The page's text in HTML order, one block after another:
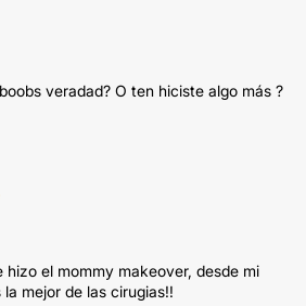
veradad? O ten hiciste algo más ?
hizo el mommy makeover, desde mi
mejor de las cirugias!!